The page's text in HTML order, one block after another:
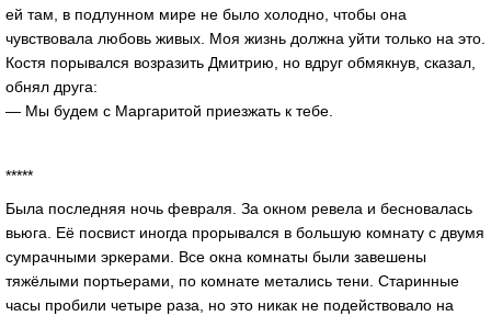
ей там, в подлунном мире не было холодно, чтобы она
чувствовала любовь живых. Моя жизнь должна уйти только на это.
Костя порывался возразить Дмитрию, но вдруг обмякнув, сказал,
обнял друга:
— Мы будем с Маргаритой приезжать к тебе.
*****
Была последняя ночь февраля. За окном ревела и бесновалась
вьюга. Её посвист иногда прорывался в большую комнату с двумя
сумрачными эркерами. Все окна комнаты были завешены
тяжёлыми портьерами, по комнате метались тени. Старинные
часы пробили четыре раза, но это никак не подействовало на